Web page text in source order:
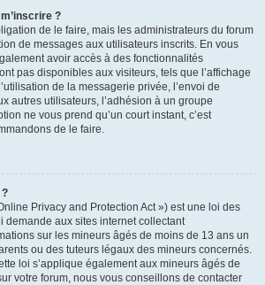
?
de le faire, mais les administrateurs du forum
de messages aux utilisateurs inscrits. En vous
avoir accès à des fonctionnalités
pas disponibles aux visiteurs, tels que l’affichage
de la messagerie privée, l’envoi de
autres utilisateurs, l’adhésion à un groupe
ne vous prend qu’un court instant, c’est
de le faire.
?
Privacy and Protection Act ») est une loi des
demande aux sites internet collectant
sur les mineurs âgés de moins de 13 ans un
ou des tuteurs légaux des mineurs concernés.
loi s’applique également aux mineurs âgés de
votre forum, nous vous conseillons de contacter